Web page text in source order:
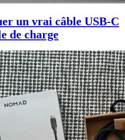
un vrai câble USB-C
de charge